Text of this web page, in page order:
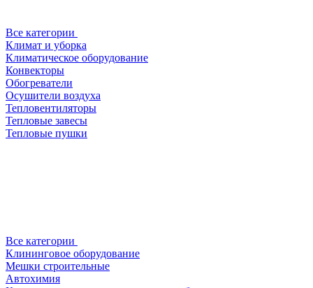
Все категории
Климат и уборка
Климатическое оборудование
Конвекторы
Обогреватели
Осушители воздуха
Тепловентиляторы
Тепловые завесы
Тепловые пушки
Все категории
Клининговое оборудование
Мешки строительные
Автохимия